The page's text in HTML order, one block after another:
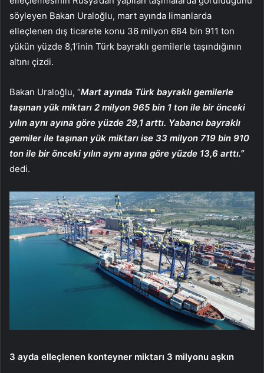
söyleyen Bakan Uraloğlu, mart ayında limanlarda
elleçlenen dış ticarete konu 36 milyon 684 bin 911 ton
yükün yüzde 8,1’inin Türk bayraklı gemilerle taşındığının
altını çizdi.
Bakan Uraloğlu, “Mart ayında Türk bayraklı gemilerle
taşınan yük miktarı 2 milyon 965 bin 1 ton ile bir önceki
yılın aynı ayına göre yüzde 29,1 arttı. Yabancı bayraklı
gemiler ile taşınan yük miktarı ise 33 milyon 719 bin 910
ton ile bir önceki yılın aynı ayına göre yüzde 13,6 arttı.”
dedi.
3 ayda elleçlenen konteyner miktarı 3 milyonu aşkın